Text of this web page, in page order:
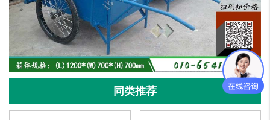
同类推荐